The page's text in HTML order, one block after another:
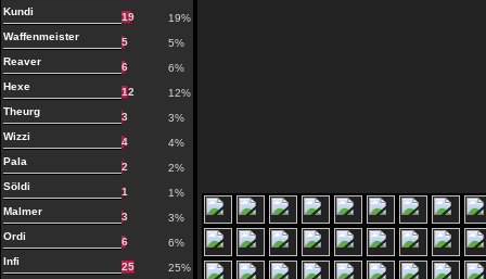
Kundi
19
19%
Waffenmeister
5
5%
Reaver
6
6%
Hexe
12
12%
Theurg
3
3%
Wizzi
4
4%
Pala
2
2%
Söldi
1
1%
Malmer
3
3%
Ordi
6
6%
Infi
25
25%